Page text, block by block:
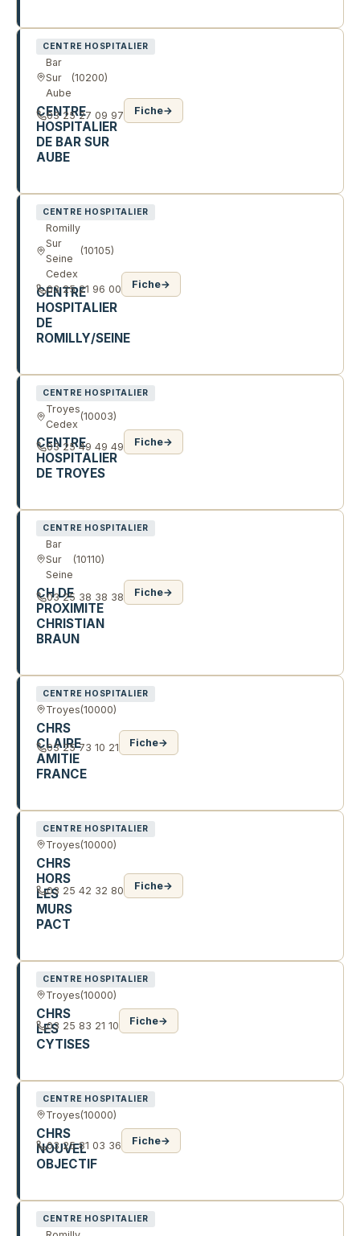
CENTRE HOSPITALIER
Bar
Sur
Aube
(10200)
CENTRE
HOSPITALIER
DE BAR SUR
AUBE
03 25 27 09 97 Fiche→
CENTRE HOSPITALIER
Romilly
Sur
Seine
Cedex
(10105)
CENTRE
HOSPITALIER
DE
ROMILLY/SEINE
03 25 21 96 00 Fiche→
CENTRE HOSPITALIER
Troyes
Cedex
(10003)
CENTRE
HOSPITALIER
DE TROYES
03 25 49 49 49 Fiche→
CENTRE HOSPITALIER
Bar
Sur
Seine
(10110)
CH DE
PROXIMITE
CHRISTIAN
BRAUN
03 25 38 38 38 Fiche→
CENTRE HOSPITALIER
Troyes(10000)
CHRS
CLAIRE
AMITIE
FRANCE
03 25 73 10 21 Fiche→
CENTRE HOSPITALIER
Troyes(10000)
CHRS
HORS
LES
MURS
PACT
03 25 42 32 80 Fiche→
CENTRE HOSPITALIER
Troyes(10000)
CHRS
LES
CYTISES
03 25 83 21 10 Fiche→
CENTRE HOSPITALIER
Troyes(10000)
CHRS
NOUVEL
OBJECTIF
03 25 81 03 36 Fiche→
CENTRE HOSPITALIER